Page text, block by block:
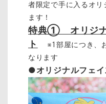
者限定で手に入るオ
ます！
特典① オリジナ
ト
※1部屋につき、
なります
●オリジナルフェ